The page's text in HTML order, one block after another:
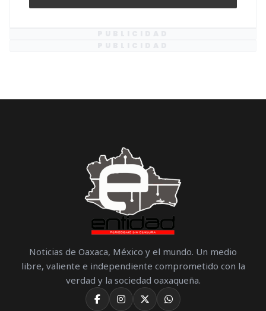
Noticias de Oaxaca, México y el mundo. Un medio
libre, valiente e independiente comprometido con la
verdad y la sociedad oaxaqueña.